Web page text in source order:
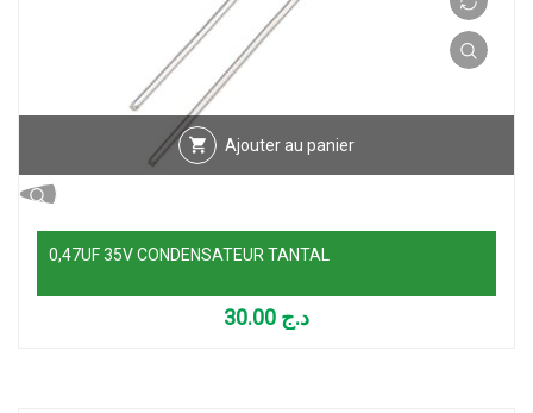
Ajouter au panier
0,47UF 35V CONDENSATEUR TANTAL
د.ج